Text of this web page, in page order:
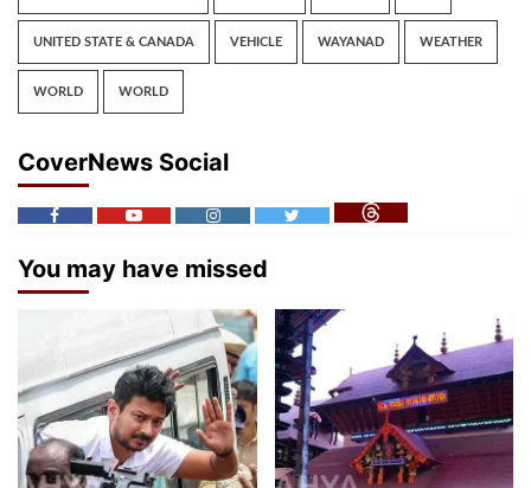
UNITED STATE & CANADA VEHICLE WAYANAD WEATHER
WORLD WORLD
CoverNews Social
You may have missed